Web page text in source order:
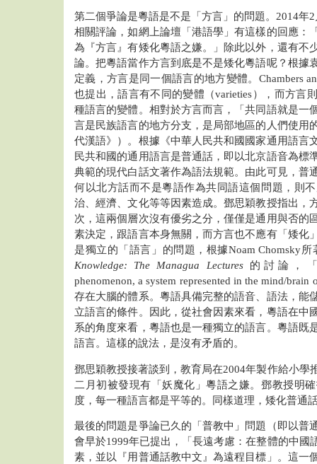
第二個爭論是粵語是不是「方言」的問題。2014年
相關評論，如網上論壇「港語學」有這樣的回應：
為『方言』有矮化粵語之嫌。」除此以外，還有不
論。把粵語當作方言到底是不是矮化粵語呢？根據
定義，方言是同一個語言的地方變體。Chambers
也提出，語言有不同的變體（varieties），而方言
種語言的變體。相對於方言而言，「共同語就是一
言是民族語言的地方分支，是局部地區的人們使用
代漢語》）。根據《中華人民共和國國家通用語言
民共和國的通用語言是普通話，即以北京語音為標
典範的現代白話文著作為語法規範。由此可見，普
何以北方話而不是粵語作為共同語這個問題，則
治、經濟、文化等等因素造成。鄧思穎教授指出，
次，這兩個層次沒有優劣之分，僅僅是通用與否的
素決定，跟語言本身無關，而方言也不應有「矮化
是獨立的「語言」的問題，根據Noam Chomsky
Knowledge: The Managua Lectures 的討論，
phenomenon, a system represented in the mind/
存在大腦的體系。粵語具備完整的語音、語法，能
立語言的條件。因此，從社會因素來看，粵語在中
系的角度來看，粵語也是一種獨立的語言。粵語既
語言。這樣的說法，是沒有矛盾的。
鄧思穎教授接著談到，教育局在2004年製作給小學
二月初被發現有「妖魔化」粵語之嫌。鄧教授明
度，每一種語言都是平等的。同樣道理，矮化普通
最後的問題是爭論已久的「普教中」問題（即以普
會早於1999年已提出，「長遠考慮：在整體的中國
素，並以『用普通話教中文』為遠程目標」。這一